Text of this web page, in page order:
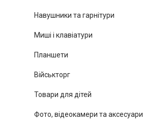
Навушники та гарнітури
Миші і клавіатури
Планшети
Військторг
Товари для дітей
Фото, відеокамери та аксесуари